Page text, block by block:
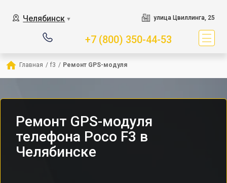
Челябинск ▼ улица Цвиллинга, 25
+7 (800) 350-44-53
Главная / f3 / Ремонт GPS-модуля
Ремонт GPS-модуля
телефона Poco F3 в
Челябинске